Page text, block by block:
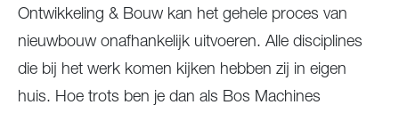
Ontwikkeling & Bouw kan het gehele proces van
nieuwbouw onafhankelijk uitvoeren. Alle disciplines
die bij het werk komen kijken hebben zij in eigen
huis. Hoe trots ben je dan als Bos Machines